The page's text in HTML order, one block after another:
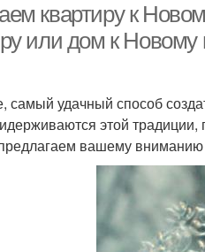
квартиру к
или дом к Новому
самый удачный способ
этой
вашему